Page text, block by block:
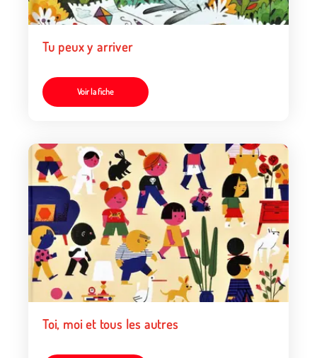
Tu peux y arriver
Voir la fiche
Toi, moi et tous les autres